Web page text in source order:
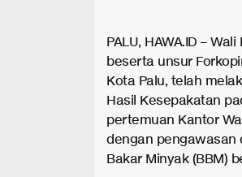
PALU, HAWA.ID –
beserta unsur
Kota Palu, telah
Hasil Kesepakatan
pertemuan Kantor
dengan pengawasan
Bakar Minyak (BBM)